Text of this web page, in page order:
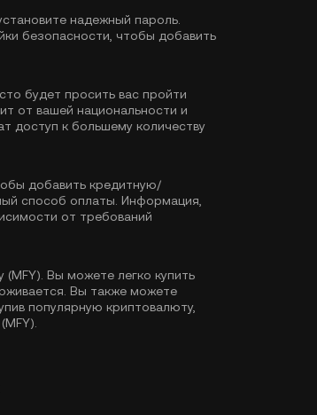
надежный пароль.
безопасности, чтобы добавить
будет просить вас пройти
от вашей национальности и
доступ к большему количеству
добавить кредитную/
способ оплаты. Информация,
от требований
(MFY). Вы можете легко купить
Вы также можете
популярную криптовалюту,